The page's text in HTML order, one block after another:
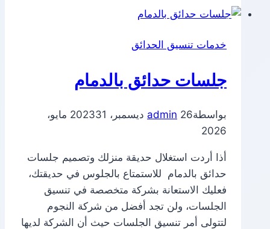
خدمات تنسيق الحدائق
جلسات حدائق بالدمام
بواسطة admin 26 ديسمبر، 2023
31 مايو،
2026
أذا أردت استغلال حديقة منزلك وتصميم جلسات
حدائق بالدمام للاستمتاع بالجلوس في حديقتك،
فعليك الاستعانة بشركة متخصصة في تنسيق
الجلسات، ولن تجد أفضل من شركة النجوم
لتتولى أمر تنسيق الجلسات حيث أن الشركة لديها